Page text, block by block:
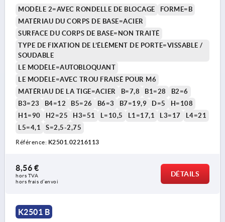
MODÈLE 2=AVEC RONDELLE DE BLOCAGE
FORME=B
MATÉRIAU DU CORPS DE BASE=ACIER
SURFACE DU CORPS DE BASE=NON TRAITÉ
TYPE DE FIXATION DE L’ÉLÉMENT DE PORTE=VISSABLE /
SOUDABLE
LE MODÈLE=AUTOBLOQUANT
LE MODÈLE=AVEC TROU FRAISÉ POUR M6
MATÉRIAU DE LA TIGE=ACIER
B=7,8 B1=28
B2=6
B3=23
B4=12 B5=26 B6=3 B7=19,9 D=5
H=108
H1=90
H2=25 H3=51 L=10,5 L1=17,1 L3=17
L4=21
L5=4,1
S=2,5-2,75
Référence: K2501.02216113
8,56 €
hors TVA
hors frais d’envoi
DÉTAILS
K2501 B